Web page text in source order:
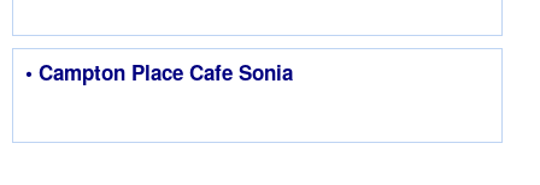
• Campton Place Cafe Sonia